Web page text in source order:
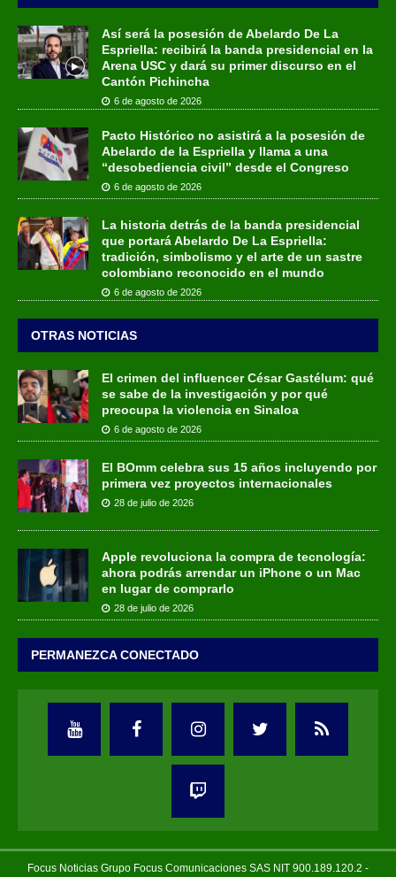
Así será la posesión de Abelardo De La
Espriella: recibirá la banda presidencial en la
Arena USC y dará su primer discurso en el
Cantón Pichincha
6 de agosto de 2026
Pacto Histórico no asistirá a la posesión de
Abelardo de la Espriella y llama a una
“desobediencia civil” desde el Congreso
6 de agosto de 2026
La historia detrás de la banda presidencial
que portará Abelardo De La Espriella:
tradición, simbolismo y el arte de un sastre
colombiano reconocido en el mundo
6 de agosto de 2026
OTRAS NOTICIAS
El crimen del influencer César Gastélum: qué
se sabe de la investigación y por qué
preocupa la violencia en Sinaloa
6 de agosto de 2026
El BOmm celebra sus 15 años incluyendo por
primera vez proyectos internacionales
28 de julio de 2026
Apple revoluciona la compra de tecnología:
ahora podrás arrendar un iPhone o un Mac
en lugar de comprarlo
28 de julio de 2026
PERMANEZCA CONECTADO
Focus Noticias Grupo Focus Comunicaciones SAS NIT 900.189.120.2 -